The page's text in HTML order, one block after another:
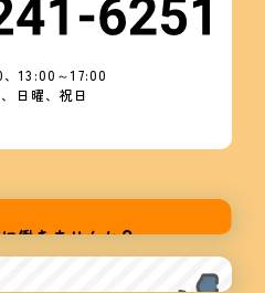
13:00～17:00
日曜、祝日